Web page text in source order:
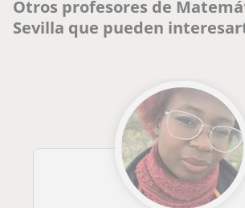
Otros profesores de
Sevilla que pueden